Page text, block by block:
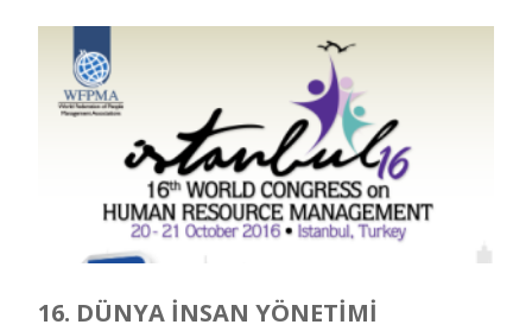
16. DÜNYA İNSAN YÖNETIMI